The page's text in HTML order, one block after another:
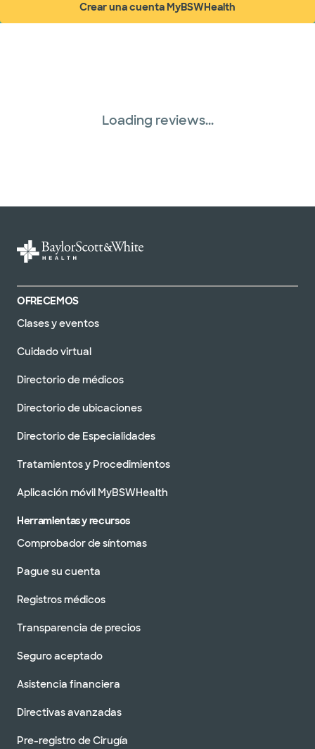
Crear una cuenta MyBSWHealth
(abre en ventana nueva)
Loading reviews...
OFRECEMOS
Clases y eventos
Cuidado virtual
Directorio de médicos
Directorio de ubicaciones
Directorio de Especialidades
Tratamientos y Procedimientos
Aplicación móvil MyBSWHealth
Herramientas y recursos
Comprobador de síntomas
Pague su cuenta
Registros médicos
Transparencia de precios
Seguro aceptado
Asistencia financiera
Directivas avanzadas
Pre-registro de Cirugía